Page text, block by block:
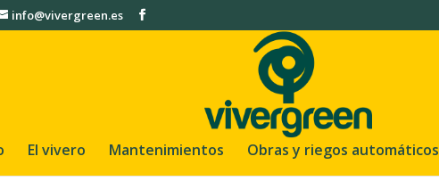
info@vivergreen.es
El vivero Mantenimientos Obras y riegos automáticos